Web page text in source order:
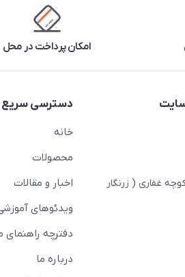
امکان پرداخت در محل
غفاری ( زرنگار
دسترسی سریع
خانه
محصولات
اخبار و مقالات
ویدئو‌های
دفترچه
درباره ما